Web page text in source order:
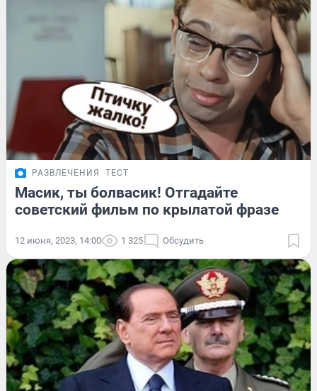
РАЗВЛЕЧЕНИЯ ТЕСТ
Масик, ты болвасик! Отгадайте
советский фильм по крылатой фразе
12 июня, 2023, 14:00 1 325 Обсудить